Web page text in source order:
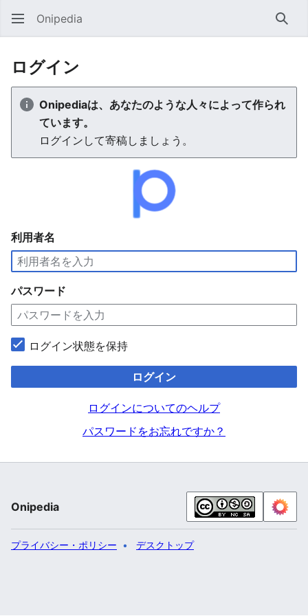
Onipedia 検索
ログイン
Onipediaは、あなたのような人々によって作られ
ています。
ログインして寄稿しましょう。
利用者名
パスワード
ログイン状態を保持
ログイン
ログインについてのヘルプ
パスワードをお忘れですか？
Onipedia
プライバシー・ポリシー デスクトップ